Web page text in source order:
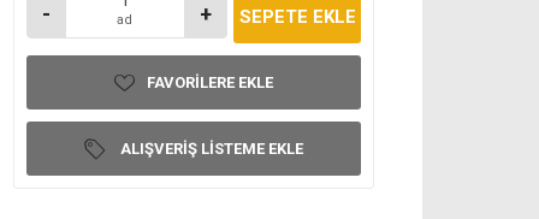
- ad +
FAVORILERE EKLE
ALIŞVERIŞ LISTEME EKLE